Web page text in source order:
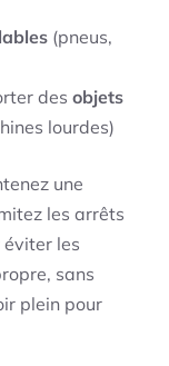
(pneus,
des objets
lourdes)
une
les arrêts
les
sans
plein pour